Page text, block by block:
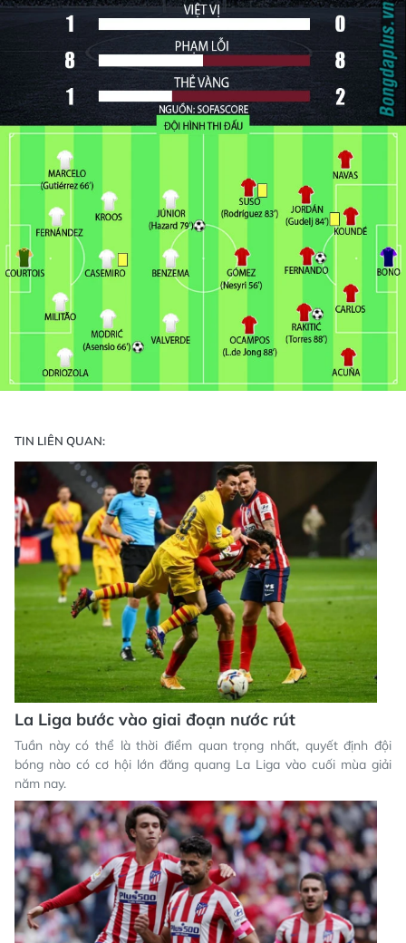
TIN LIÊN QUAN:
La Liga bước vào giai đoạn nước rút
Tuần này có thể là thời điểm quan trọng nhất, quyết định đội
bóng nào có cơ hội lớn đăng quang La Liga vào cuối mùa giải
năm nay.